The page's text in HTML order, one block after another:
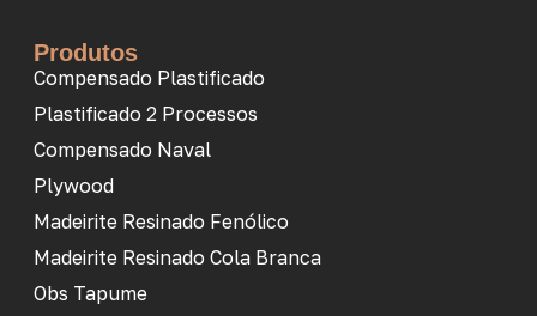
Produtos
Compensado Plastificado
Plastificado 2 Processos
Compensado Naval
Plywood
Madeirite Resinado Fenólico
Madeirite Resinado Cola Branca
Obs Tapume